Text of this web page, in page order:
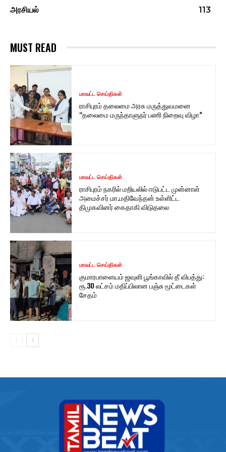
அரசியல் 113
MUST READ
மாவட்ட செய்திகள்
ராசிபுரம் தலைமை அரசு மருத்துவமனை
“தலைமை மருந்தாளுநர் பணி நிறைவு விழா”
மாவட்ட செய்திகள்
ராசிபுரம் நகரில் மறியலில் ஈடுபட்ட முன்னாள்
அமைச்சர் மா.மதிவேந்தன் உள்ளிட்ட
திமுகவினர் கைதாகி விடுதலை
மாவட்ட செய்திகள்
குமாரபாளையம் ஜவுளி பூங்காவில் தீ விபத்து:
ரூ.30 லட்சம் மதிப்பிலான பஞ்சு மூட்டைகள்
சேதம்